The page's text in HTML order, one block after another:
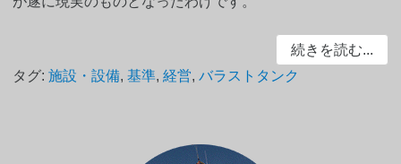
続きを読む...
タグ:施設・設備,基準,経営,バラストタンク